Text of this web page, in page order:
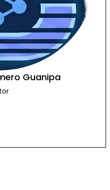
Guanipa